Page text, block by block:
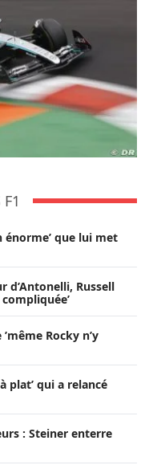
énorme’ que lui met
d’Antonelli, Russell
Rocky n’y
plat’ qui a relancé
: Steiner enterre